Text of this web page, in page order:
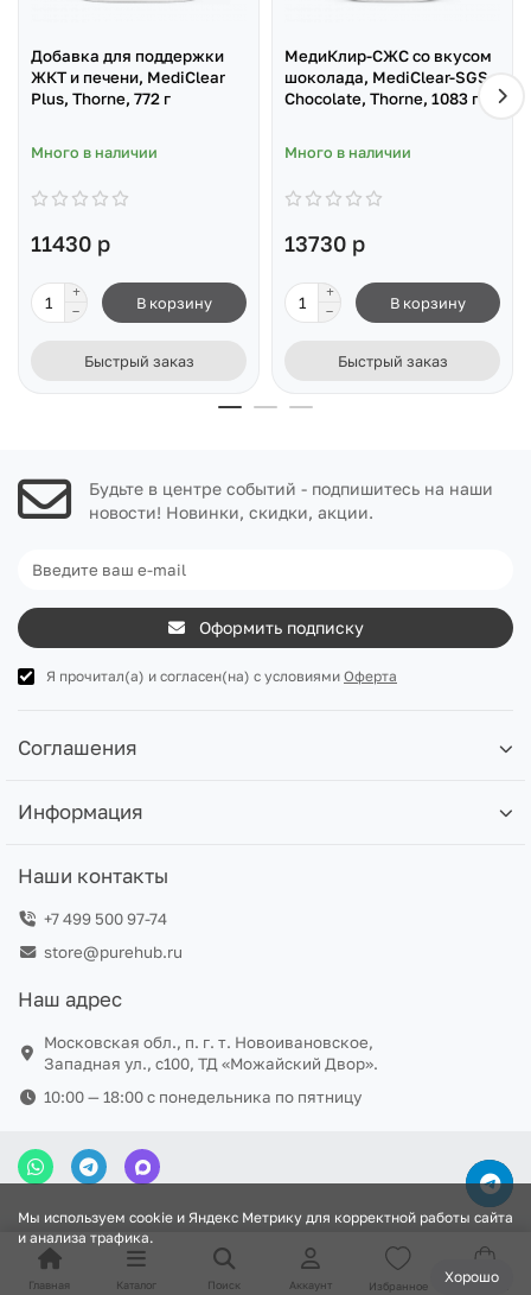
Добавка для поддержки
ЖКТ и печени, MediClear
Plus, Thorne, 772 г
Много в наличии
11430 р
В корзину
Быстрый заказ
МедиКлир-СЖС со вкусом
шоколада, MediClear-SGS -
Chocolate, Thorne, 1083 г
Много в наличии
13730 р
В корзину
Быстрый заказ
Мы используем cookie и Яндекс Метрику для корректной работы сайта
и анализа трафика.
Хорошо
Будьте в центре событий - подпишитесь на наши
новости! Новинки, скидки, акции.
Оформить подписку
Я прочитал(а) и согласен(на) с условиями Оферта
Соглашения
Информация
Наши контакты
+7 499 500 97-74
store@purehub.ru
Наш адрес
Московская обл., п. г. т. Новоивановское,
Западная ул., с100, ТД «Можайский Двор».
10:00 — 18:00 c понедельника по пятницу
Главная Каталог Поиск Аккаунт Избранное Корзина